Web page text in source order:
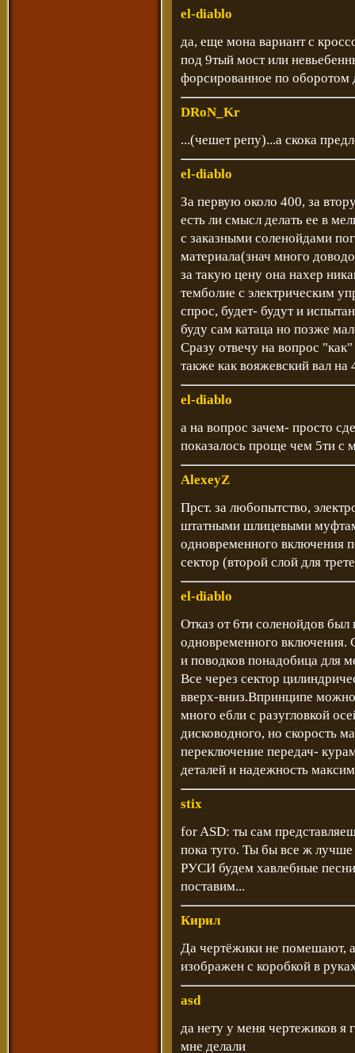
el-diablo
да, еще мона вариант с
под 9тый мост или
форсированное по оборотом
DRoN_Kr
...(чешет репу)...а скока
el-diablo
За первую около 400, за
есть ли смысл делать ее в
с заказными соленойдами
материала(знач много
за такую цену она нахер
темболие с электрическим
спрос, будет- будут и
буду сам катаца но позже
Сразу отвечу на вопрос
также как вояжевский вал
el-diablo
а на вопрос зачем- просто
показалось проще чем 5ти с
AlexeyZ
Прст. за любопытство,
штатными шлицевыми
одновременного включения
сектор (второй слой для
el-diablo
Отказ от 6ти соленойдов был
одновременного включения.
и поводков понадобица для
Все через сектор
вверх-вниз.Впринципе
много ебли с разугловкой
дисководного, но скорость
переключение передач-
деталей и надежность
stix
for ASD: ты сам
пока туго. Ты бы все ж
РУСИ будем хавлебные
поставим...
Кирил
Да чертёжики не помешают,
изображен с коробкой в
asd
да нету у меня чертежиков я
мне делали